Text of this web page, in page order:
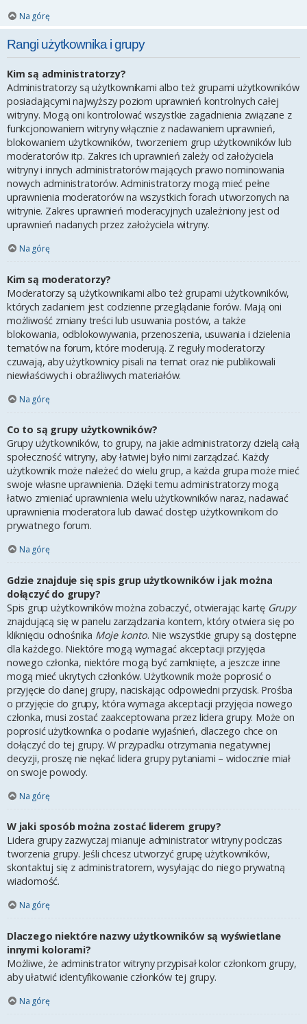
Na górę
Rangi użytkownika i grupy
Kim są administratorzy?
Administratorzy są użytkownikami albo też grupami użytkowników
posiadającymi najwyższy poziom uprawnień kontrolnych całej
witryny. Mogą oni kontrolować wszystkie zagadnienia związane z
funkcjonowaniem witryny włącznie z nadawaniem uprawnień,
blokowaniem użytkowników, tworzeniem grup użytkowników lub
moderatorów itp. Zakres ich uprawnień zależy od założyciela
witryny i innych administratorów mających prawo nominowania
nowych administratorów. Administratorzy mogą mieć pełne
uprawnienia moderatorów na wszystkich forach utworzonych na
witrynie. Zakres uprawnień moderacyjnych uzależniony jest od
uprawnień nadanych przez założyciela witryny.
Na górę
Kim są moderatorzy?
Moderatorzy są użytkownikami albo też grupami użytkowników,
których zadaniem jest codzienne przeglądanie forów. Mają oni
możliwość zmiany treści lub usuwania postów, a także
blokowania, odblokowywania, przenoszenia, usuwania i dzielenia
tematów na forum, które moderują. Z reguły moderatorzy
czuwają, aby użytkownicy pisali na temat oraz nie publikowali
niewłaściwych i obraźliwych materiałów.
Na górę
Co to są grupy użytkowników?
Grupy użytkowników, to grupy, na jakie administratorzy dzielą całą
społeczność witryny, aby łatwiej było nimi zarządzać. Każdy
użytkownik może należeć do wielu grup, a każda grupa może mieć
swoje własne uprawnienia. Dzięki temu administratorzy mogą
łatwo zmieniać uprawnienia wielu użytkowników naraz, nadawać
uprawnienia moderatora lub dawać dostęp użytkownikom do
prywatnego forum.
Na górę
Gdzie znajduje się spis grup użytkowników i jak można
dołączyć do grupy?
Spis grup użytkowników można zobaczyć, otwierając kartę Grupy
znajdującą się w panelu zarządzania kontem, który otwiera się po
kliknięciu odnośnika Moje konto. Nie wszystkie grupy są dostępne
dla każdego. Niektóre mogą wymagać akceptacji przyjęcia
nowego członka, niektóre mogą być zamknięte, a jeszcze inne
mogą mieć ukrytych członków. Użytkownik może poprosić o
przyjęcie do danej grupy, naciskając odpowiedni przycisk. Prośba
o przyjęcie do grupy, która wymaga akceptacji przyjęcia nowego
członka, musi zostać zaakceptowana przez lidera grupy. Może on
poprosić użytkownika o podanie wyjaśnień, dlaczego chce on
dołączyć do tej grupy. W przypadku otrzymania negatywnej
decyzji, proszę nie nękać lidera grupy pytaniami – widocznie miał
on swoje powody.
Na górę
W jaki sposób można zostać liderem grupy?
Lidera grupy zazwyczaj mianuje administrator witryny podczas
tworzenia grupy. Jeśli chcesz utworzyć grupę użytkowników,
skontaktuj się z administratorem, wysyłając do niego prywatną
wiadomość.
Na górę
Dlaczego niektóre nazwy użytkowników są wyświetlane
innymi kolorami?
Możliwe, że administrator witryny przypisał kolor członkom grupy,
aby ułatwić identyfikowanie członków tej grupy.
Na górę